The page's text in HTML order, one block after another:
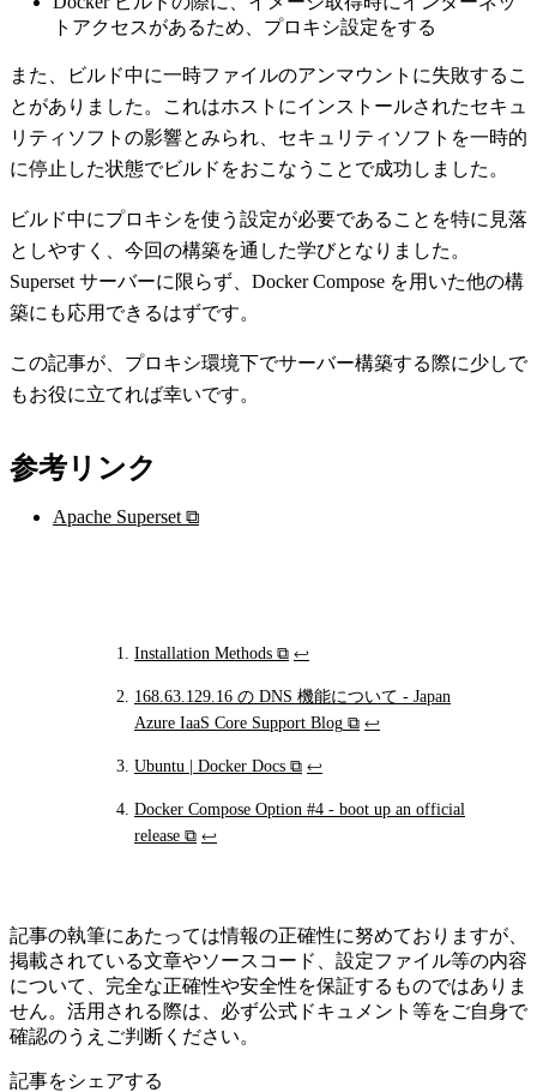
トアクセスがあるため、プロキシ設定をする
また、ビルド中に一時ファイルのアンマウントに失敗するこ
とがありました。これはホストにインストールされたセキュ
リティソフトの影響とみられ、セキュリティソフトを一時的
に停止した状態でビルドをおこなうことで成功しました。
ビルド中にプロキシを使う設定が必要であることを特に見落
としやすく、今回の構築を通した学びとなりました。
Superset サーバーに限らず、Docker Compose を用いた他の構
築にも応用できるはずです。
この記事が、プロキシ環境下でサーバー構築する際に少しで
もお役に立てれば幸いです。
参考リンク
Apache Superset ⧉
FootnotesInstallation Methods ⧉ ↩
168.63.129.16 の DNS 機能について - Japan
Azure IaaS Core Support Blog ⧉ ↩
Ubuntu | Docker Docs ⧉ ↩
Docker Compose Option #4 - boot up an official
release ⧉ ↩
記事の執筆にあたっては情報の正確性に努めておりますが、
掲載されている文章やソースコード、設定ファイル等の内容
について、完全な正確性や安全性を保証するものではありま
せん。活用される際は、必ず公式ドキュメント等をご自身で
確認のうえご判断ください。
記事をシェアする